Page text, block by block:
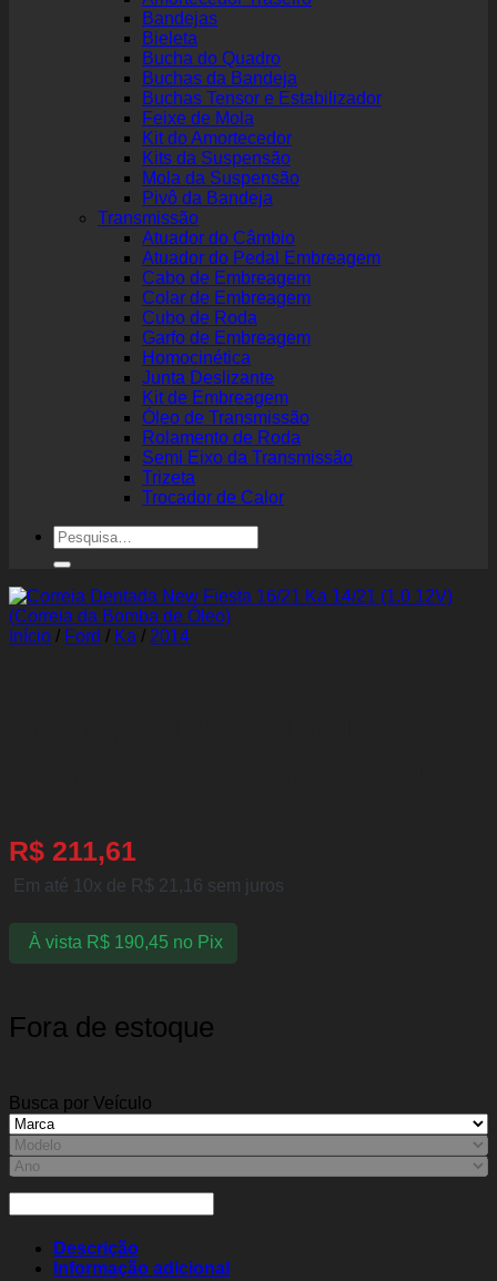
Bandejas
Bieleta
Bucha do Quadro
Buchas da Bandeja
Buchas Tensor e Estabilizador
Feixe de Mola
Kit do Amortecedor
Kits da Suspensão
Mola da Suspensão
Pivô da Bandeja
Transmissão
Atuador do Câmbio
Atuador do Pedal Embreagem
Cabo de Embreagem
Colar de Embreagem
Cubo de Roda
Garfo de Embreagem
Homocinética
Junta Deslizante
Kit de Embreagem
Óleo de Transmissão
Rolamento de Roda
Semi Eixo da Transmissão
Trizeta
Trocador de Calor
Pesquisar
por:
Início / Ford / Ka / 2014
R$ 211,61
Em até 10x de R$ 21,16 sem juros
À vista R$190,45 no Pix
Fora de estoque
Busca por Veículo
Descrição
Informação adicional